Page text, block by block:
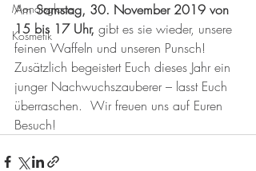
Monatsglace
Kosmetik
Am Samstag, 30. November 2019 von
15 bis 17 Uhr, gibt es sie wieder, unsere
feinen Waffeln und unseren Punsch!
Zusätzlich begeistert Euch dieses Jahr ein
junger Nachwuchszauberer – lasst Euch
überraschen.  Wir freuen uns auf Euren
Besuch!